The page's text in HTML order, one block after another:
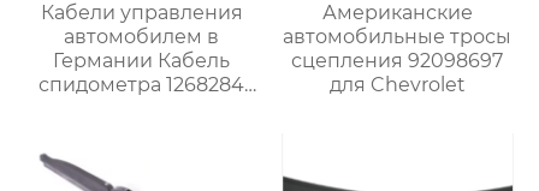
Кабели управления
автомобилем в
Германии Кабель
спидометра 1268284
Американские
автомобильные тросы
сцепления 92098697
для Chevrolet